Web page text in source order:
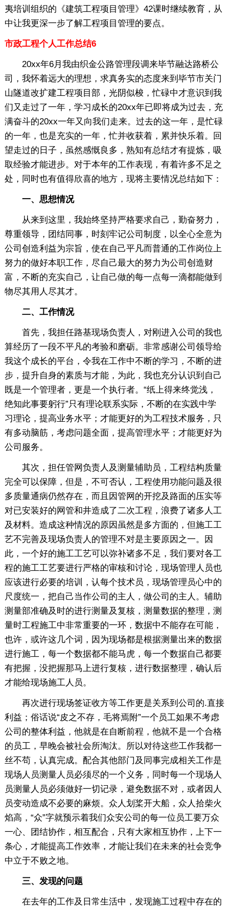
夷培训组织的《建筑工程项目管理》42课时继续教育，从
中让我更深一步了解工程项目管理的要点。
市政工程个人工作总结6
20xx年6月我由织金公路管理段调来毕节融达路桥公
司，我怀着远大的理想，求真务实的态度来到毕节市关门
山隧道改扩建工程项目部，光阴似梭，忙碌中才意识到我
们又走过了一年，学习成长的20xx年已即将成为过去，充
满奋斗的20xx一年又向我们走来。过去的这一年，是忙碌
的一年，也是充实的一年，忙并收获着，累并快乐着。回
望走过的日子，虽然感慨良多，熟知有总结才有提炼，吸
取经验才能进步。对于本年的工作表现，有着许多不足之
处，同时也有值得欣喜的地方，现将主要情况总结如下：
一、思想情况
从来到这里，我始终坚持严格要求自己，勤奋努力，
尊重领导，团结同事，时刻牢记公司制度，以全心全意为
公司创造利益为宗旨，使在自己平凡而普通的工作岗位上
努力的做好本职工作，尽自己最大的努力为公司创造财
富，不断的充实自己，让自己做的每一点每一滴都能做到
物尽其用人尽其才。
二、工作情况
首先，我担任路基现场负责人，对刚进入公司的我也
算经历了一段不平凡的考验和磨砺。非常感谢公司领导给
我这个成长的平台，令我在工作中不断的学习，不断的进
步，提升自身的素质与才能，为此，我也充分认识到自己
既是一个管理者，更是一个执行者。“纸上得来终觉浅，
绝知此事要躬行”只有理论联系实际，不断的在实践中学
习理论，提高业务水平；才能更好的为工程技术服务，只
有多动脑筋，考虑问题全面，提高管理水平；才能更好为
公司服务。
其次，担任管网负责人及测量辅助员，工程结构质量
完全可以保障，但是，不可否认，工程使用功能问题及很
多质量通病仍然存在，而且因管网的开挖及路面的压实等
对已安装好的网管和井造成了二次工程，浪费了诸多人工
及材料。造成这种情况的原因虽然是多方面的，但施工工
艺不完善及现场负责人的管理不对是主要原因之一。因
此，一个好的施工工艺可以弥补诸多不足，我们要对各工
程的施工工艺要进行严格的审核和讨论，现场管理人员也
应该进行必要的培训，认每个技术员，现场管理员心中的
尺度统一，把自己当作公司的主人，做公司的主人。辅助
测量部准确及时的进行测量及复核，测量数据的整理，测
量时工程施工中非常重要的一环，数据中不能存在可能，
也许，或许这几个词，因为现场都是根据测量出来的数据
进行施工，每一个数据都不能马虎，每一个数据自己都要
有把握，没把握那马上进行复核，进行数据整理，确认后
才能给现场施工人员。
再次进行现场签证收方等工作更是关系到公司的.直接
利益；俗话说“皮之不存，毛将焉附”一个员工如果不考虑
公司的整体利益，他就是在自断前程，他就不是一个合格
的员工，早晚会被社会所淘汰。所以对待这些工作我都一
丝不苟，认真完成。配合其他部门及同事完成相关工作是
现场人员测量人员必须尽的一个义务，同时每一个现场人
员测量人员必须做好一切记录，避免数据不对，或者因人
员变动造成不必要的麻烦。众人划桨开大船，众人拾柴火
焰高，“众”字就预示着我们众安公司的每一位员工要万众
一心、团结协作，相互配合，只有大家相互协作，上下一
条心，才能提高工作效率，才能让我们在未来的社会竞争
中立于不败之地。
三、发现的问题
在去年的工作及日常生活中，发现施工过程中存在的